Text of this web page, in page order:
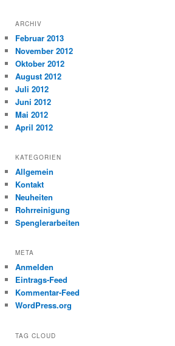
ARCHIV
Februar 2013
November 2012
Oktober 2012
August 2012
Juli 2012
Juni 2012
Mai 2012
April 2012
KATEGORIEN
Allgemein
Kontakt
Neuheiten
Rohrreinigung
Spenglerarbeiten
META
Anmelden
Eintrags-Feed
Kommentar-Feed
WordPress.org
TAG CLOUD